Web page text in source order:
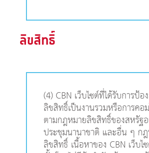
ลิขสิทธิ์
(4) CBN เว็บไซต์ที่ได้รับการป้อ
ลิขสิทธิ์เป็นงานรวมหรือการคอ
ตามกฎหมายลิขสิทธิ์ของสหรัฐอ
ประชุมนานาชาติ และอื่น ๆ ก
ลิขสิทธิ์ เนื้อหาของ CBN เว็บไ